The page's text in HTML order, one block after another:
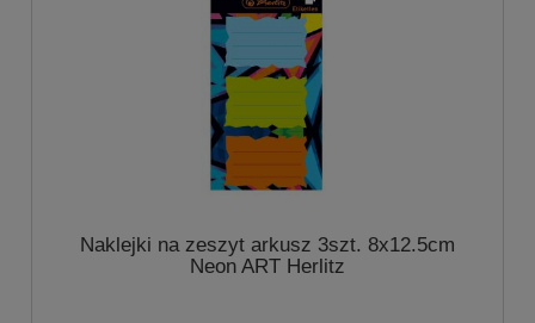
Naklejki na zeszyt arkusz 3szt. 8x12.5cm
Neon ART Herlitz